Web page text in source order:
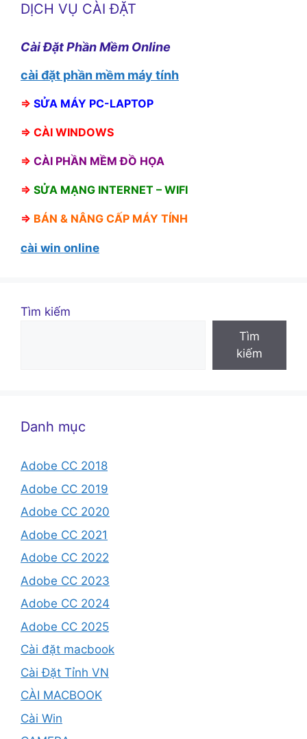
DỊCH VỤ CÀI ĐẶT
Cài Đặt Phần Mềm Online
cài đặt phần mềm máy tính
⇒ SỬA MÁY PC-LAPTOP
⇒ CÀI WINDOWS
⇒ CÀI PHẦN MỀM ĐỒ HỌA
⇒ SỬA MẠNG INTERNET – WIFI
⇒ BÁN & NÂNG CẤP MÁY TÍNH
cài win online
Tìm kiếm
Tìm
kiếm
Danh mục
Adobe CC 2018
Adobe CC 2019
Adobe CC 2020
Adobe CC 2021
Adobe CC 2022
Adobe CC 2023
Adobe CC 2024
Adobe CC 2025
Cài đặt macbook
Cài Đặt Tỉnh VN
CÀI MACBOOK
Cài Win